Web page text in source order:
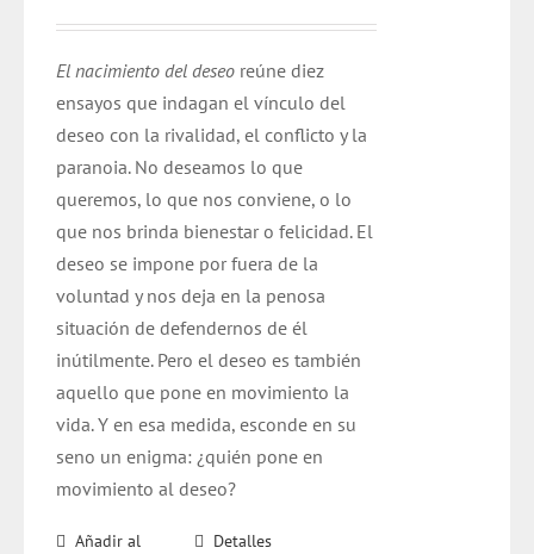
El nacimiento del deseo reúne diez
ensayos que indagan el vínculo del
deseo con la rivalidad, el conflicto y la
paranoia. No deseamos lo que
queremos, lo que nos conviene, o lo
que nos brinda bienestar o felicidad. El
deseo se impone por fuera de la
voluntad y nos deja en la penosa
situación de defendernos de él
inútilmente. Pero el deseo es también
aquello que pone en movimiento la
vida. Y en esa medida, esconde en su
seno un enigma: ¿quién pone en
movimiento al deseo?
Añadir al
Detalles